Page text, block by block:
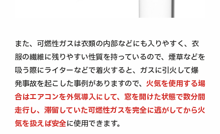
また、可燃性ガスは衣類の内部などにも入りやすく、衣
服の繊維に残りやすい性質を持っているので、煙草などを
吸う際にライターなどで着火すると、ガスに引火して爆
発事故を起こした事例がありますので、 火気を使用する場
合はエアコンを外気導入にして、窓を開けた状態で数分間
走行し、滞留していた可燃性ガスを完全に逃がしてから火
気を扱えば安全に使用できます。